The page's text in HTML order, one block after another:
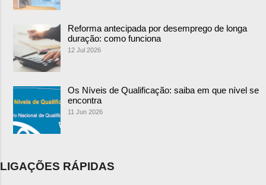
Reforma antecipada por desemprego de longa
duração: como funciona
12 Jul 2026
Os Níveis de Qualificação: saiba em que nível se
encontra
11 Jun 2026
LIGAÇÕES RÁPIDAS